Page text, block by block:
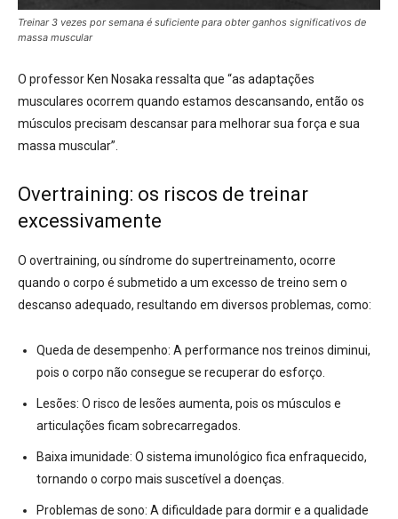
Treinar 3 vezes por semana é suficiente para obter ganhos significativos de
massa muscular
O professor Ken Nosaka ressalta que “as adaptações
musculares ocorrem quando estamos descansando, então os
músculos precisam descansar para melhorar sua força e sua
massa muscular”.
Overtraining: os riscos de treinar
excessivamente
O overtraining, ou síndrome do supertreinamento, ocorre
quando o corpo é submetido a um excesso de treino sem o
descanso adequado, resultando em diversos problemas, como:
Queda de desempenho: A performance nos treinos diminui,
pois o corpo não consegue se recuperar do esforço.
Lesões: O risco de lesões aumenta, pois os músculos e
articulações ficam sobrecarregados.
Baixa imunidade: O sistema imunológico fica enfraquecido,
tornando o corpo mais suscetível a doenças.
Problemas de sono: A dificuldade para dormir e a qualidade